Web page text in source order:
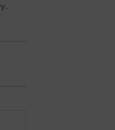
.